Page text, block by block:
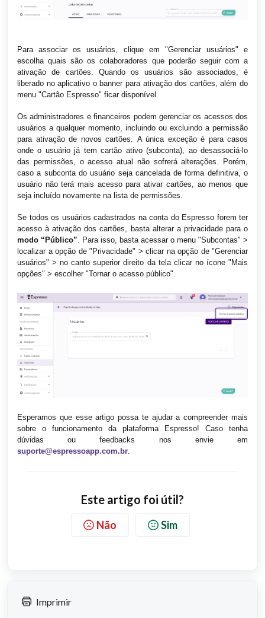
Para associar os usuários, clique em "Gerenciar usuários" e
escolha quais são os colaboradores que poderão seguir com a
ativação de cartões. Quando os usuários são associados, é
liberado no aplicativo o banner para ativação dos cartões, além do
menu "Cartão Espresso" ficar disponível.
Os administradores e financeiros podem gerenciar os acessos dos
usuários a qualquer momento, incluindo ou excluindo a permissão
para ativação de novos cartões. A única exceção é para casos
onde o usuário já tem cartão ativo (subconta), ao desassociá-lo
das permissões, o acesso atual não sofrerá alterações. Porém,
caso a subconta do usuário seja cancelada de forma definitiva, o
usuário não terá mais acesso para ativar cartões, ao menos que
seja incluído novamente na lista de permissões.
Se todos os usuários cadastrados na conta do Espresso forem ter
acesso à ativação dos cartões, basta alterar a privacidade para o
modo “Público” . Para isso, basta acessar o menu "Subcontas" >
localizar a opção de "Privacidade" > clicar na opção de "Gerenciar
usuários" > no canto superior direito da tela clicar no ícone "Mais
opções" > escolher "Tornar o acesso público".
Esperamos que esse artigo possa te ajudar a compreender mais
sobre o funcionamento da plataforma Espresso! Caso tenha
dúvidas ou feedbacks nos envie em
suporte@espressoapp.com.br
Este artigo foi útil?
Não Sim
Imprimir